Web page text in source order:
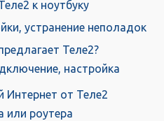
к ноутбуку
устранение неполадок
Теле2?
настройка
Интернет от Теле2
или роутера